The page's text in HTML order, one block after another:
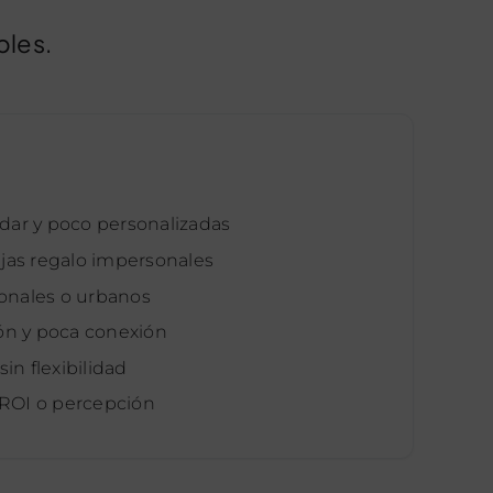
y poco personalizadas
regalo impersonales
o urbanos
y poca conexión
flexibilidad
o percepción